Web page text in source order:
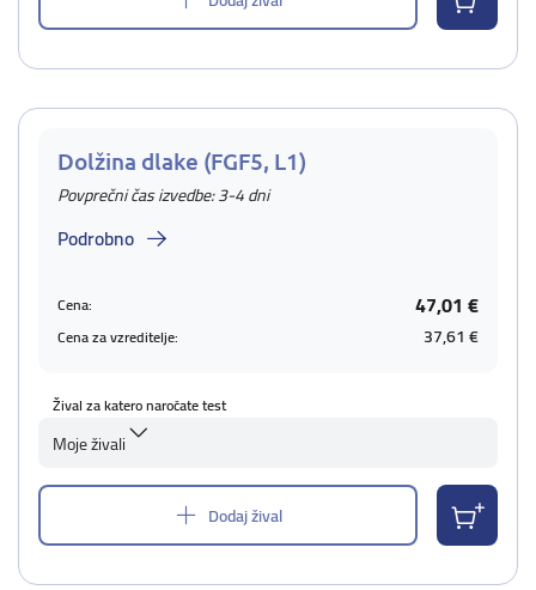
Dolžina dlake (FGF5, L1)
Povprečni čas izvedbe: 3-4 dni
Podrobno
Cena: 47,01 €
Cena za vzreditelje: 37,61 €
Žival za katero naročate test
Moje živali
Dodaj žival